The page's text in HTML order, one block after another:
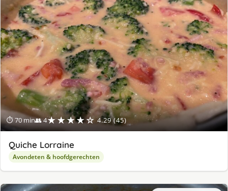
⏱ 70 min👥 4★★★★☆ 4.29 (45)
Quiche Lorraine
Avondeten & hoofdgerechten